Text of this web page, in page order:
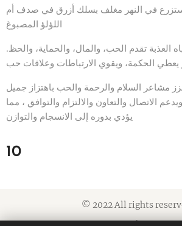
في النهر مغلف بسلك أزرق في صدف أم
اللؤلؤ المصبوغ
العذبة تقدم الحب، والمال، والحماية، والحظ.
يعطي الحكمة، ويقوي الارتباطات وعلاقات حب
مشاعر السلام والرحمة والحب باهتزاز جميل
الاتصال والتعاون والالتزام والتوافق ، مما
يؤدي بدوره إلى الانسجام والتوازن
10
© 2022 All rights